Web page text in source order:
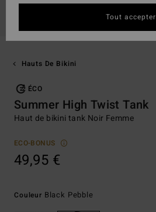
Hauts De Bikini
ÉCO
Summer High Twist Tank
Haut de bikini tank Noir Femme
ECO-BONUS
49,95 €
Couleur Black Pebble
Tout accepter